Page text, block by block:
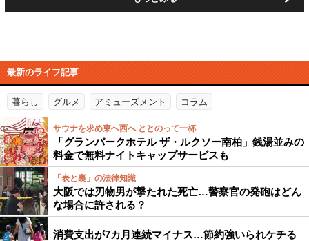
最新のライフ記事
暮らし グルメ アミューズメント コラム
サウナを求め東へ西へ ととのって一杯
「グランパークホテル ザ・ルクソー南柏」銭湯並みの
料金で無料ナイトキャップサービスも
「表と裏」の法律知識
大阪では刃物男が撃たれた死亡…警察官の発砲はどん
な場合に許される？
消費支出が7カ月連続マイナス…節約強いられケチる